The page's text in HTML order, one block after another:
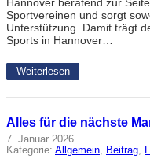
Sportvereinen und sorgt
Unterstützung. Damit trägt
Sports in Hannover…
Weiterlesen
Alles für die nächste
7. Januar 2026
Kategorie: Allgemein, Beitrag,